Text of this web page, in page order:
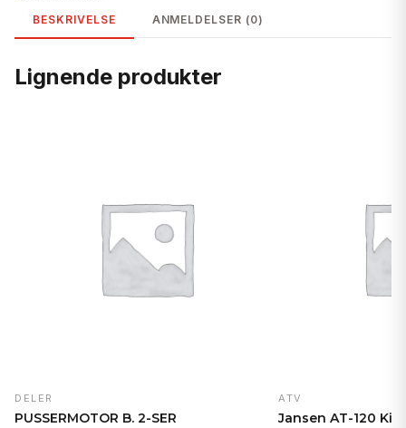
BESKRIVELSE ANMELDELSER (0)
Lignende produkter
DELER
PUSSERMOTOR B. 2-SER
ATV